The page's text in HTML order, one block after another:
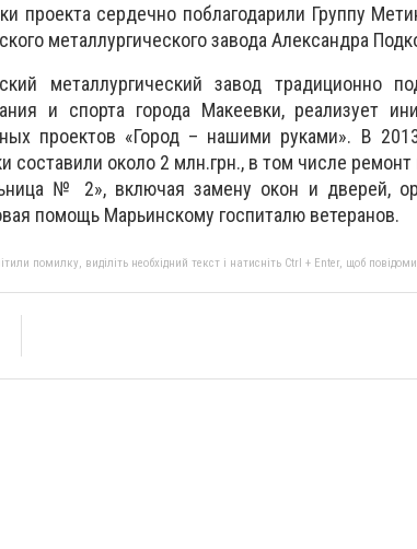
проекта сердечно поблагодарили Группу
металлургического завода Александра
металлургический завод традиционно
и спорта города Макеевки, реализует
проектов «Город – нашими руками». В
составили около 2 млн.грн., в том числе
№ 2», включая замену окон и дверей,
помощь Марьинскому госпиталю ветеранов.
помилку, виділіть необхідний текст і натисніть Ctrl + Enter, щоб